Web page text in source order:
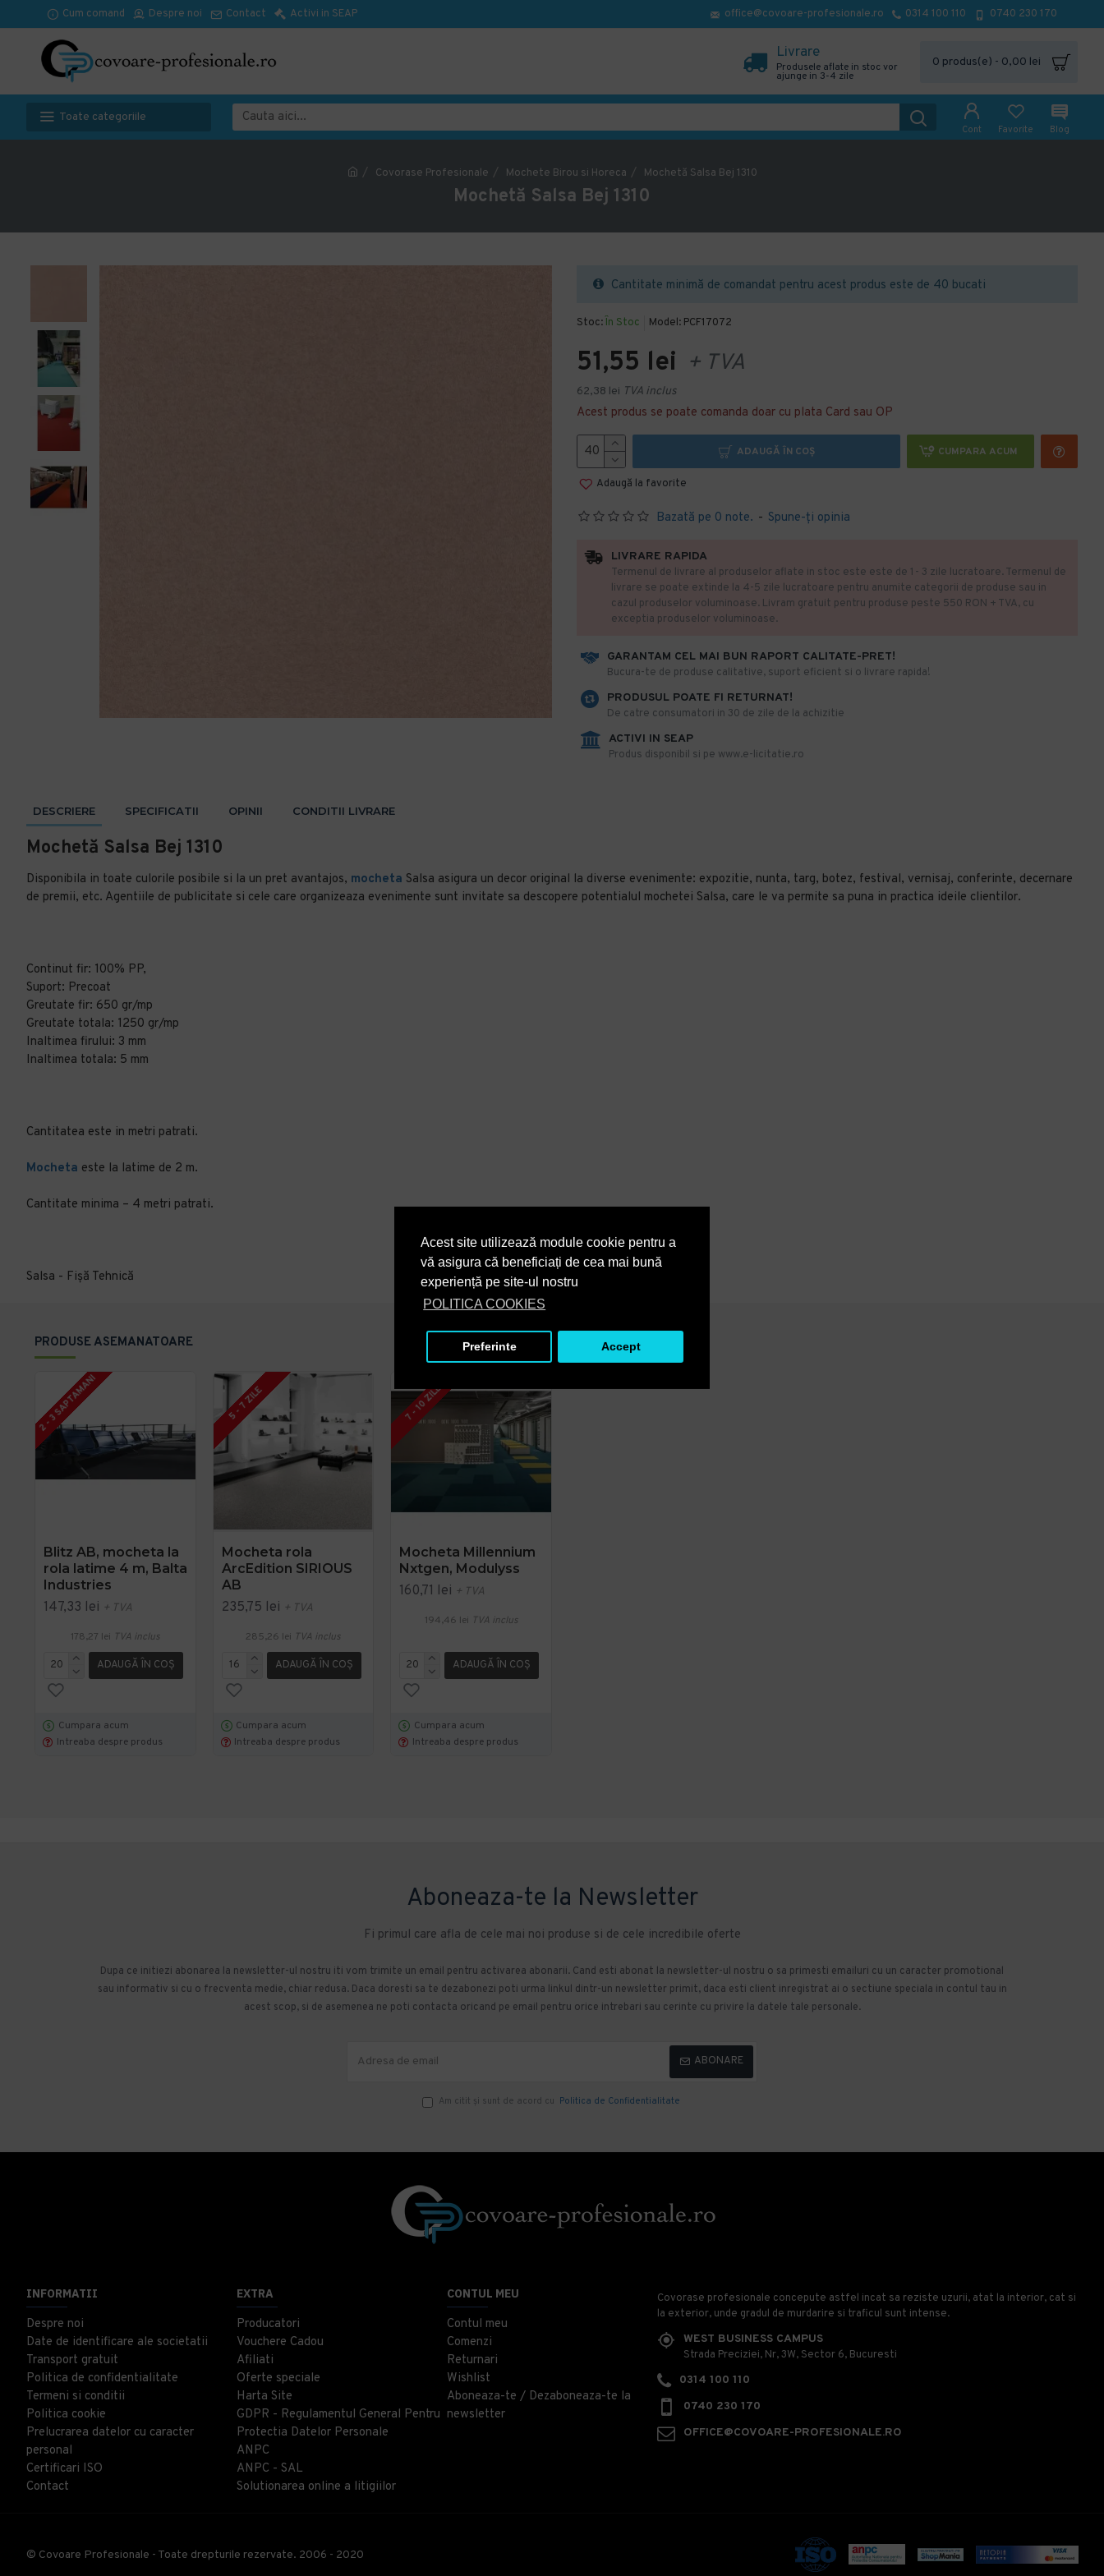
Acest site utilizează module cookie pentru a
vă asigura că beneficiați de cea mai bună
experiență pe site-ul nostru
POLITICA COOKIES
Preferinte Accept
Cum comand Despre noi Contact Activi in SEAP office@covoare-profesionale.ro 0314 100 110 0740 230 170
Livrare
Produsele aflate in stoc vor
ajunge in 3-4 zile
0 produs(e) - 0,00 lei
Toate categoriile
Cont Favorite Blog
Covorase Profesionale Mochete Birou si Horeca Mochetă Salsa Bej 1310
Mochetă Salsa Bej 1310
Stoc: În Stoc Model: PCF17072
Bazată pe 0 note. - Spune-ţi opinia
51,55 lei + TVA
62,38 lei TVA inclus
Acest produs se poate comanda doar cu plata Card sau OP
ADAUGĂ ÎN COŞ CUMPARA ACUM
Adaugă la favorite
Cantitate minimă de comandat pentru acest produs este de 40 bucati
GARANTAM CEL MAI BUN RAPORT CALITATE-PRET!
​Bucura-te de produse calitative, suport eficient si o livrare rapida!
PRODUSUL POATE FI RETURNAT!
De catre consumatori in 30 de zile de la achizitie
ACTIVI IN SEAP
Produs disponibil si pe www.e-licitatie.ro
LIVRARE RAPIDA
Termenul de livrare al produselor aflate in stoc este este de 1- 3 zile lucratoare. Termenul de
livrare se poate extinde la 4-5 zile lucratoare pentru anumite categorii de produse sau in
cazul produselor voluminoase. Livram gratuit pentru produse peste 550 RON + TVA, cu
exceptia produselor voluminoase.
DESCRIERE SPECIFICATII OPINII CONDITII LIVRARE
Mochetă Salsa Bej 1310
Disponibila in toate culorile posibile si la un pret avantajos, mocheta Salsa asigura un decor original la diverse evenimente: expozitie, nunta, targ, botez, festival, vernisaj, conferinte, decernare
de premii, etc. Agentiile de publicitate si cele care organizeaza evenimente sunt invitate sa descopere potentialul mochetei Salsa, care le va permite sa puna in practica ideile clientilor.
Continut fir: 100% PP,
Suport: Precoat
Greutate fir: 650 gr/mp
Greutate totala: 1250 gr/mp
Inaltimea firului: 3 mm
Inaltimea totala: 5 mm
Cantitatea este in metri patrati.
Mocheta este la latime de 2 m.
Cantitate minima – 4 metri patrati.
Salsa - Fișă Tehnică
PRODUSE ASEMANATOARE
2 - 3 SAPTAMANI
Blitz AB, mocheta la
rola latime 4 m, Balta
Industries
147,33 lei + TVA
178,27 lei TVA inclus
ADAUGĂ ÎN COŞ
Cumpara acum
Intreaba despre produs
5 - 7 ZILE
Mocheta rola
ArcEdition SIRIOUS
AB
235,75 lei + TVA
285,26 lei TVA inclus
ADAUGĂ ÎN COŞ
Cumpara acum
Intreaba despre produs
7 - 10 ZILE
Mocheta Millennium
Nxtgen, Modulyss
160,71 lei + TVA
194,46 lei TVA inclus
ADAUGĂ ÎN COŞ
Cumpara acum
Intreaba despre produs
2 - 3 SAPTAMANI
Aboneaza-te la Newsletter
Fi primul care afla de cele mai noi produse si de cele incredibile oferte
Dupa ce initiezi abonarea la newsletter-ul nostru iti vom trimite un email pentru activarea abonarii. Cand esti abonat la newsletter-ul nostru o sa primesti emailuri cu un caracter promotional
sau informativ si cu o frecventa medie, chiar redusa. Daca doresti sa te dezabonezi poti urma linkul dintr-un newsletter primit, daca esti client inregistrat ai o sectiune speciala in contul tau in
acest scop, si de asemenea ne poti contacta oricand pe email pentru orice intrebari sau cerinte cu privire la datele tale personale.
ABONARE
Am citit şi sunt de acord cu Politica de Confidentialitate
INFORMATII
Despre noi
Date de identificare ale societatii
Transport gratuit
Politica de confidentialitate
Termeni si conditii
Politica cookie
Prelucrarea datelor cu caracter
personal
Certificari ISO
Contact
EXTRA
Producatori
Vouchere Cadou
Afiliati
Oferte speciale
Harta Site
GDPR - Regulamentul General Pentru
Protectia Datelor Personale
ANPC
ANPC - SAL
Solutionarea online a litigiilor
CONTUL MEU
Contul meu
Comenzi
Returnari
Wishlist
Aboneaza-te / Dezaboneaza-te la
newsletter
Covorase profesionale concepute astfel incat sa reziste uzurii, atat la interior, cat si
la exterior, unde gradul de murdarire si traficul sunt intense.
WEST BUSINESS CAMPUS
Strada Preciziei, Nr, 3W, Sector 6, Bucuresti
0314 100 110
0740 230 170
OFFICE@COVOARE-PROFESIONALE.RO
© Covoare Profesionale - Toate drepturile rezervate. 2006 - 2020